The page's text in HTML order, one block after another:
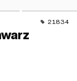
21834